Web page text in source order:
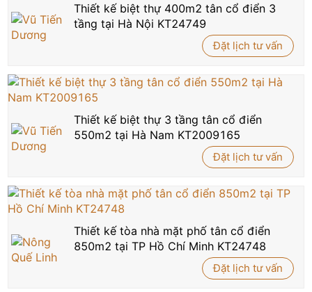
Thiết kế biệt thự 400m2 tân cổ điển 3
tầng tại Hà Nội KT24749
Đặt lịch tư vấn
Thiết kế biệt thự 3 tầng tân cổ điển
550m2 tại Hà Nam KT2009165
Đặt lịch tư vấn
Thiết kế tòa nhà mặt phố tân cổ điển
850m2 tại TP Hồ Chí Minh KT24748
Đặt lịch tư vấn